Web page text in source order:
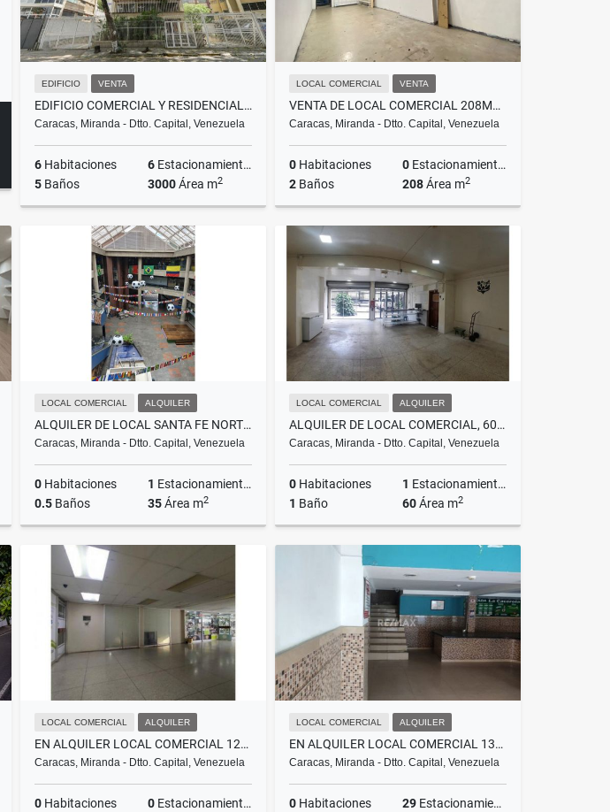
EDIFICIO VENTA
EDIFICIO COMERCIAL Y RESIDENCIAL EN VENTA EN LAS MERCEDES
Caracas, Miranda - Dtto. Capital, Venezuela
6 Habitaciones 6 Estacionamientos
5 Baños 3000Área m2
US$3,000,000
LOCAL COMERCIAL VENTA
VENTA DE LOCAL COMERCIAL 208M2 EN LA CANDELARIA NORTE 99000$
Caracas, Miranda - Dtto. Capital, Venezuela
0 Habitaciones 0 Estacionamientos
2 Baños 208Área m2
US$99,000
LOCAL COMERCIAL ALQUILER
ALQUILER DE LOCAL SANTA FE NORTE 32 MTS
Caracas, Miranda - Dtto. Capital, Venezuela
0 Habitaciones 1 Estacionamientos
0.5 Baños 35Área m2
LOCAL COMERCIAL ALQUILER
ALQUILER DE LOCAL COMERCIAL, 60 MTRS, SANTA MONICA
Caracas, Miranda - Dtto. Capital, Venezuela
0 Habitaciones 1 Estacionamientos
1 Baño 60Área m2
Alquiler
US$800
LOCAL COMERCIAL ALQUILER
EN ALQUILER LOCAL COMERCIAL 120 MTS2 LOS CHAGUARAMOS
Caracas, Miranda - Dtto. Capital, Venezuela
0 Habitaciones 0 Estacionamientos
LOCAL COMERCIAL ALQUILER
EN ALQUILER LOCAL COMERCIAL 130 MTS2 LOS CHAGUARAMOS
Caracas, Miranda - Dtto. Capital, Venezuela
0 Habitaciones 29 Estacionamientos